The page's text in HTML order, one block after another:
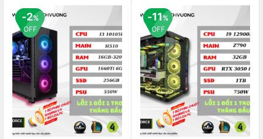
2%
OFF
11%
OFF